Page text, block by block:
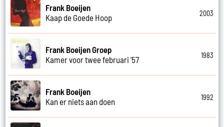
Frank Boeijen
Kaap de Goede Hoop
2003
Frank Boeijen Groep
Kamer voor twee februari '57
1983
Frank Boeijen
Kan er niets aan doen
1992